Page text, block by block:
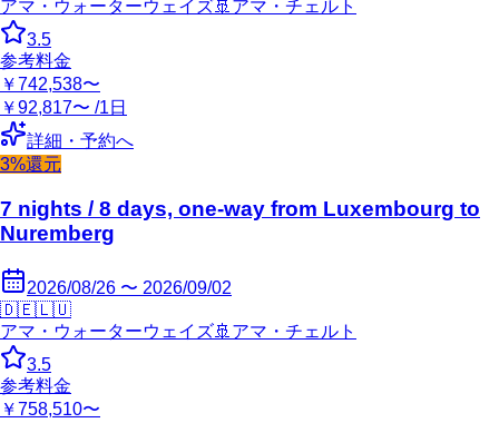
アマ・ウォーターウェイズ🚢 アマ・チェルト
3.5
参考料金
￥742,538〜
￥92,817〜 /1日
詳細・予約へ
3%還元
7 nights / 8 days, one-way from Luxembourg to
Nuremberg
2026/08/26 〜 2026/09/02
🇩🇪🇱🇺
アマ・ウォーターウェイズ🚢 アマ・チェルト
3.5
参考料金
￥758,510〜